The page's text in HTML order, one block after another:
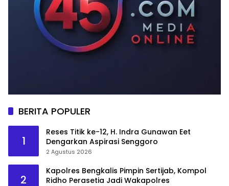
BERITA POPULER
1
Reses Titik ke-12, H. Indra Gunawan Eet
Dengarkan Aspirasi Senggoro
2 Agustus 2026
2
Kapolres Bengkalis Pimpin Sertijab, Kompol
Ridho Perasetia Jadi Wakapolres